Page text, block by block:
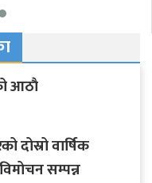
आठाै
वार्षिक
सम्पन्न